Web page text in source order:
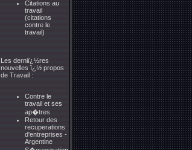
Citations au
travail
(citations
contre le
travail)
Les derniï¿½res
nouvelles ï¿½ propos
de Travail :
Contre le
travail et ses
ap�tres
Retour des
recuperations
d'entreprises -
Argentine